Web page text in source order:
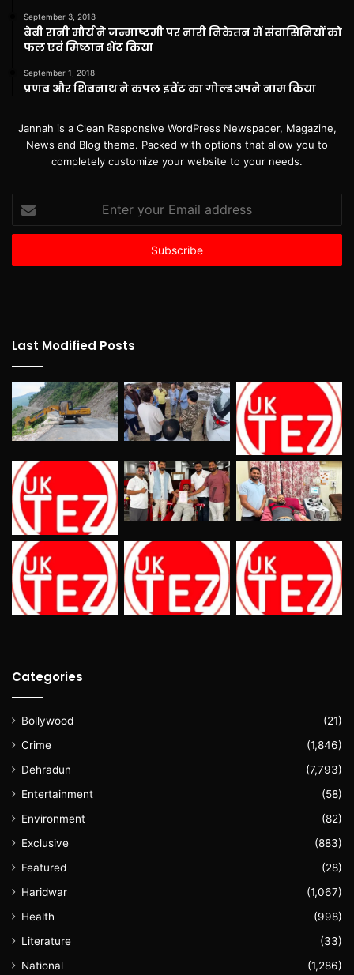
September 3, 2018
बेबी रानी मौर्य ने जन्माष्टमी पर नारी निकेतन में संवासिनियों को
फल एवं मिष्ठान भेंट किया
September 1, 2018
प्रणब और शिबनाथ ने कपल इवेंट का गोल्ड अपने नाम किया
Jannah is a Clean Responsive WordPress Newspaper, Magazine,
News and Blog theme. Packed with options that allow you to
completely customize your website to your needs.
your
Email
Last Modified Posts
Categories
Bollywood
(21)
Crime
(1,846)
Dehradun
(7,793)
Entertainment
(58)
Environment
(82)
Exclusive
(883)
Featured
(28)
Haridwar
(1,067)
Health
(998)
Literature
(33)
National
(1,286)